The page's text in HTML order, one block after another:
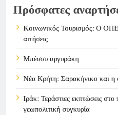
Πρόσφατες
Κοινωνικός Τουρισμός: Ο
αιτήσεις
Μπέσσυ αργυράκη
Νέα Κρήτη: Σαρακήνικο και
Ιράκ: Τεράστιες εκπτώσεις στο
γεωπολιτική συγκυρία